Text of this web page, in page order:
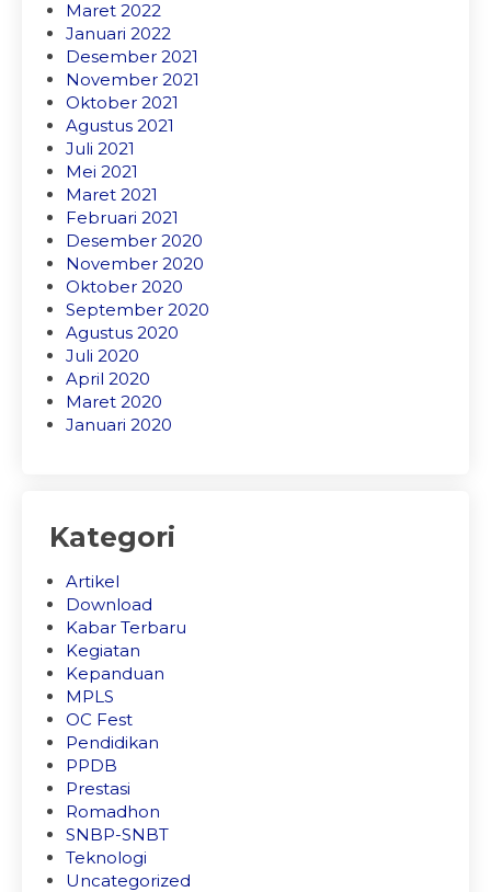
Maret 2022
Januari 2022
Desember 2021
November 2021
Oktober 2021
Agustus 2021
Juli 2021
Mei 2021
Maret 2021
Februari 2021
Desember 2020
November 2020
Oktober 2020
September 2020
Agustus 2020
Juli 2020
April 2020
Maret 2020
Januari 2020
Kategori
Artikel
Download
Kabar Terbaru
Kegiatan
Kepanduan
MPLS
OC Fest
Pendidikan
PPDB
Prestasi
Romadhon
SNBP-SNBT
Teknologi
Uncategorized